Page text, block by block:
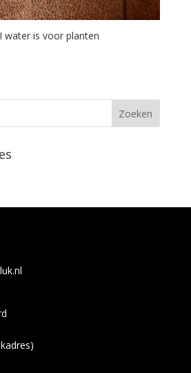
water is voor planten